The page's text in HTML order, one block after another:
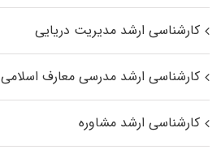
کارشناسی ارشد مدیریت دریایی
کارشناسی ارشد مدرسی معارف اسلامی
کارشناسی ارشد مشاوره